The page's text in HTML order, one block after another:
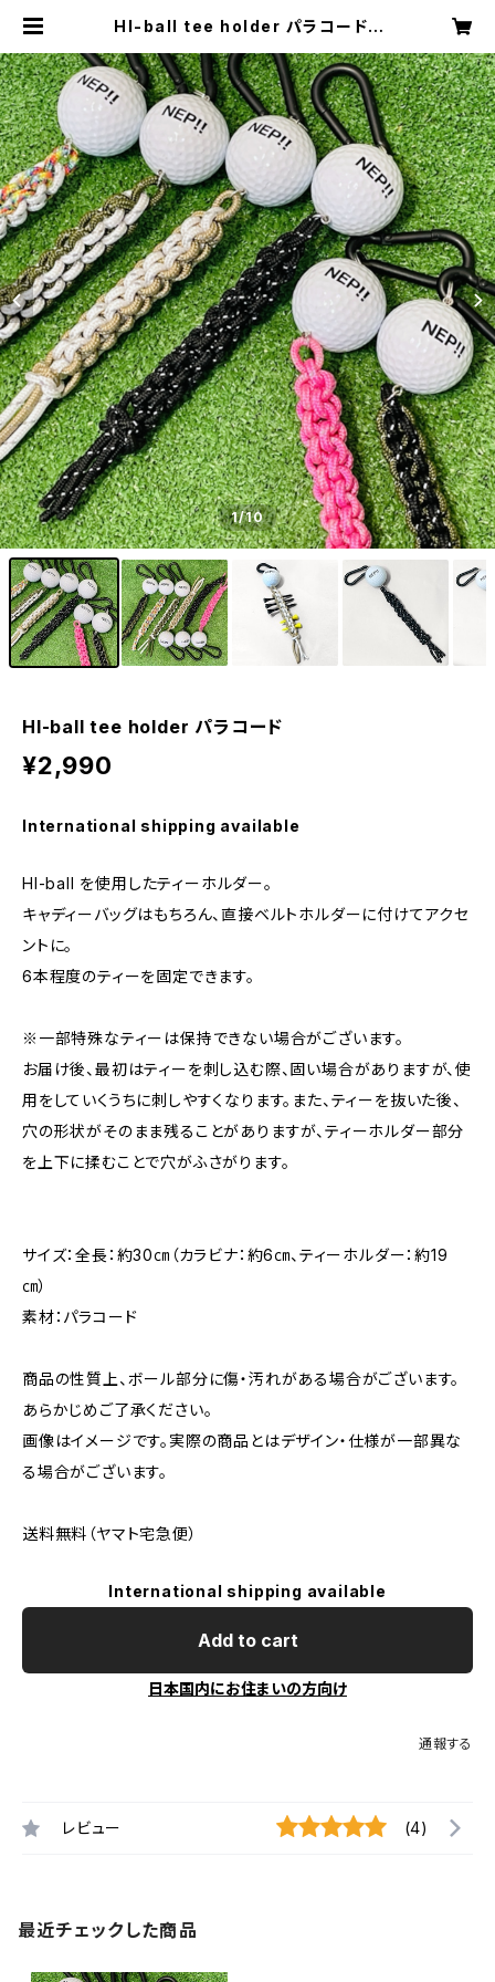
HI-ball tee holder パラコード |
1/10
HI-ball tee holder パラコード
¥2,990
International shipping available
HI-ball を使用したティーホルダー。
キャディーバッグはもちろん、直接ベルトホルダーに付けてアクセ
ントに。
6本程度のティーを固定できます。
※一部特殊なティーは保持できない場合がございます。
お届け後、最初はティーを刺し込む際、固い場合がありますが、使
用をしていくうちに刺しやすくなります。また、ティーを抜いた後、
穴の形状がそのまま残ることがありますが、ティーホルダー部分
を上下に揉むことで穴がふさがります。
サイズ：全長：約30㎝（カラビナ：約6㎝、ティーホルダー：約19
㎝）
素材：パラコード
商品の性質上、ボール部分に傷・汚れがある場合がございます。
あらかじめご了承ください。
画像はイメージです。実際の商品とはデザイン・仕様が一部異な
る場合がございます。
送料無料（ヤマト宅急便）
International shipping available
Add to cart
日本国内にお住まいの方向け
通報する
レビュー (4)
最近チェックした商品